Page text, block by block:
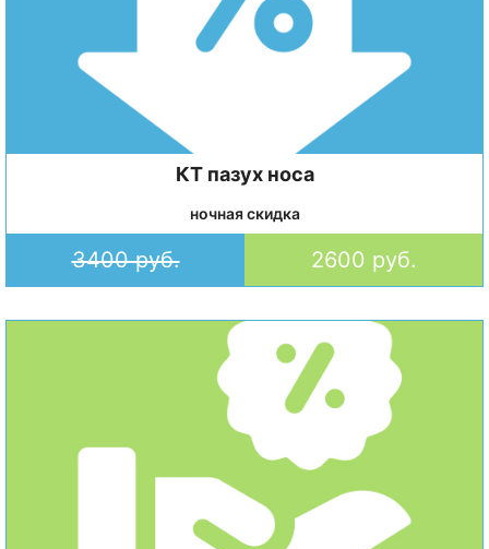
КТ пазух носа
ночная скидка
3400 руб. 2600 руб.